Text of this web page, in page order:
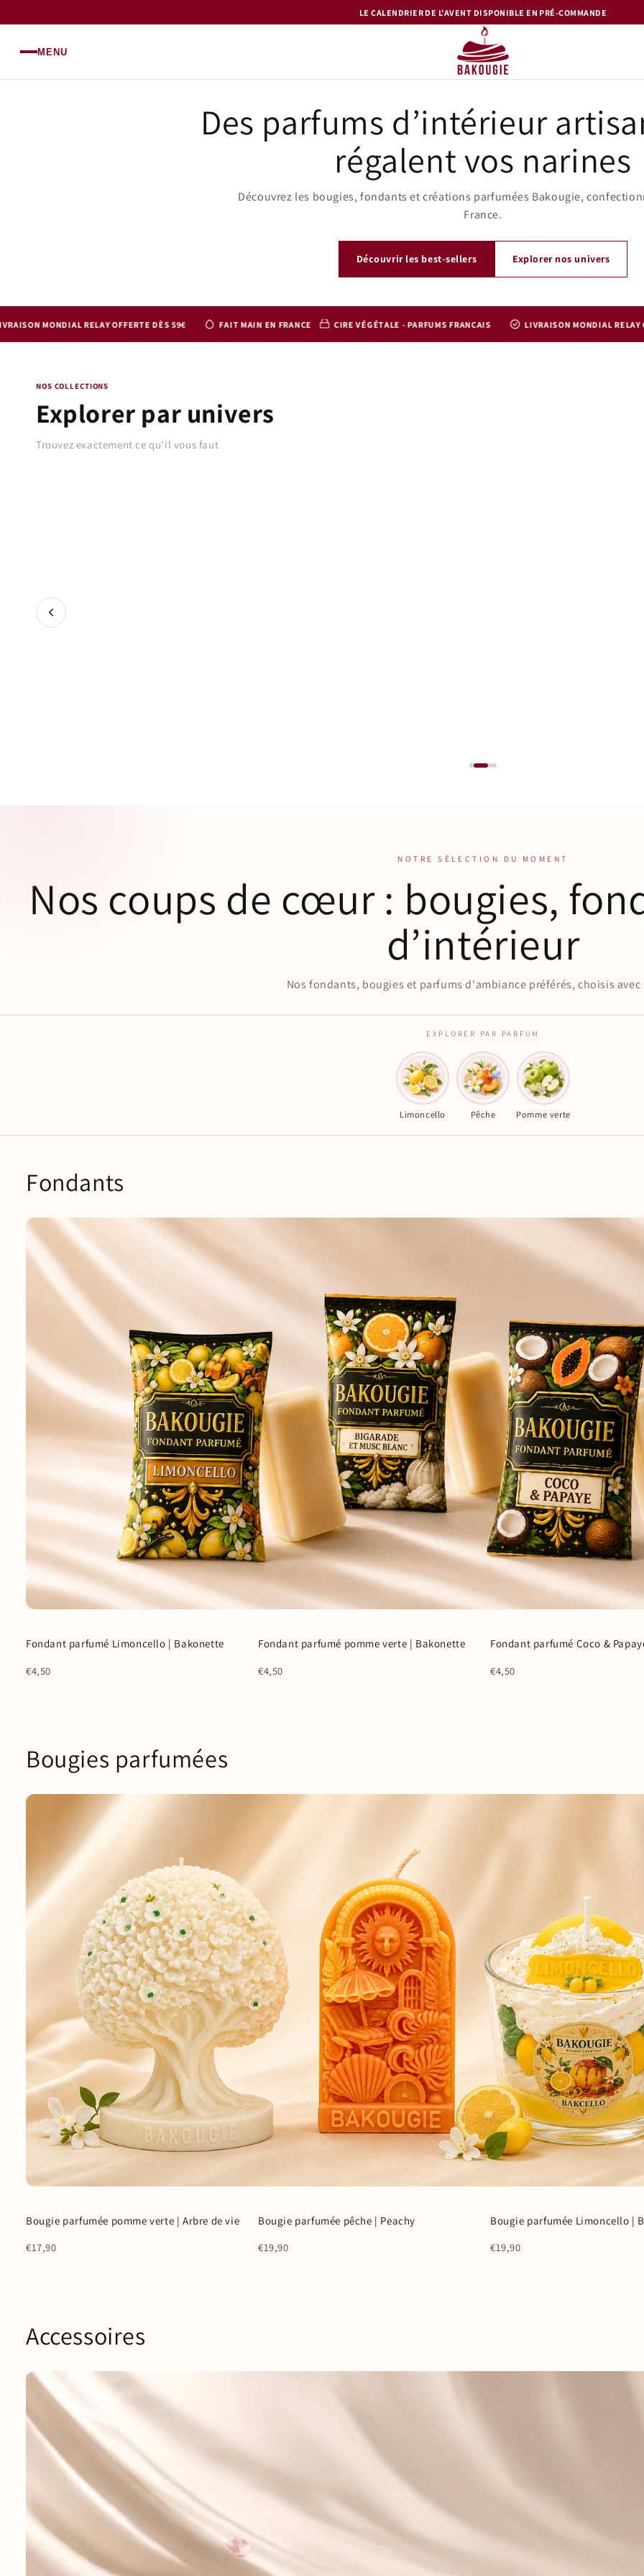
au
LE CALENDRIER DE L'AVENT DISPONIBLE EN PRÉ-COMMANDE
MENU
Des parfums d’intérieur
régalent vos narines
Découvrez les bougies, fondants et créations parfumées Bakougie,
France.
Découvrir les best-sellers Explorer nos univers
RELAY OFFERTE DÈS 59€· FAIT MAIN EN FRANCE CIRE VÉGÉTALE - PARFUMS FRANÇAIS· LIVRAISON MONDIAL RELAY OFFERTE DÈS
NOS COLLECTIONS
Explorer par univers
Trouvez exactement ce qu'il vous faut
Diffuseurs voiture parfumés
NOTRE SÉLECTION DU MOMENT
Nos coups de cœur : bougies,
d’intérieur
Nos fondants, bougies et parfums d'ambiance préférés, choisis avec
EXPLORER PAR PARFUM
Limoncello Pêche Pomme verte
Fondants
Coup de ❤️
Fondant parfumé Limoncello | Bakonette
€4,50
Coup de ❤️
Fondant parfumé pomme verte | Bakonette
€4,50
Coup de ❤️
Fondant parfumé Coco &
€4,50
Bougies parfumées
Coup de ❤️
Bougie parfumée pomme verte | Arbre de vie
€17,90
Coup de ❤️
Bougie parfumée pêche | Peachy
€19,90
Coup de ❤️
Bougie parfumée Limoncello |
€19,90
Accessoires